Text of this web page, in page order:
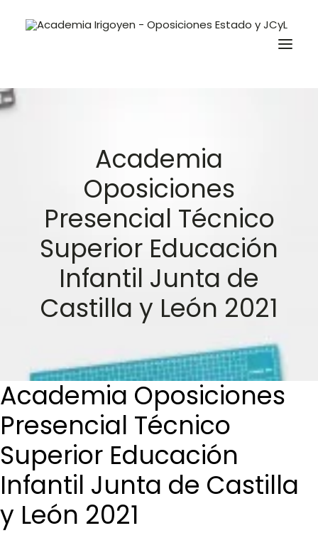
Trabaja con nosotros
Preguntas Frecuentes
BuscaOpos 🔎
Aula virtual
Cart
Academia
Oposiciones
Presencial Técnico
Superior Educación
Infantil Junta de
Castilla y León 2021
Academia Oposiciones
Presencial Técnico
Superior Educación
Infantil Junta de Castilla
y León 2021